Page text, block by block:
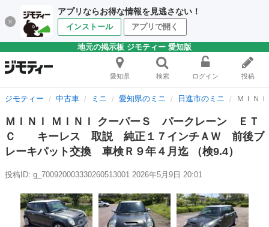
アプリならお得な情報を見逃さない！
インストール アプリで開く
地元の掲示板 ジモティー 愛知版
愛知県 検索 ログイン 投稿
ジモティー 中古車 ミニ 愛知県のミニ 日進市のミニ ＭＩＮ
ＭＩＮＩ ＭＩＮＩ クーパーＳ パークレーン ＥＴ
Ｃ キーレス 取説 純正１７インチＡＷ 前後ブ
レーキパット交換 車検Ｒ９年４月迄 （検9.4）
投稿ID: g_700920003330260513001 2026年5月9日 20:01